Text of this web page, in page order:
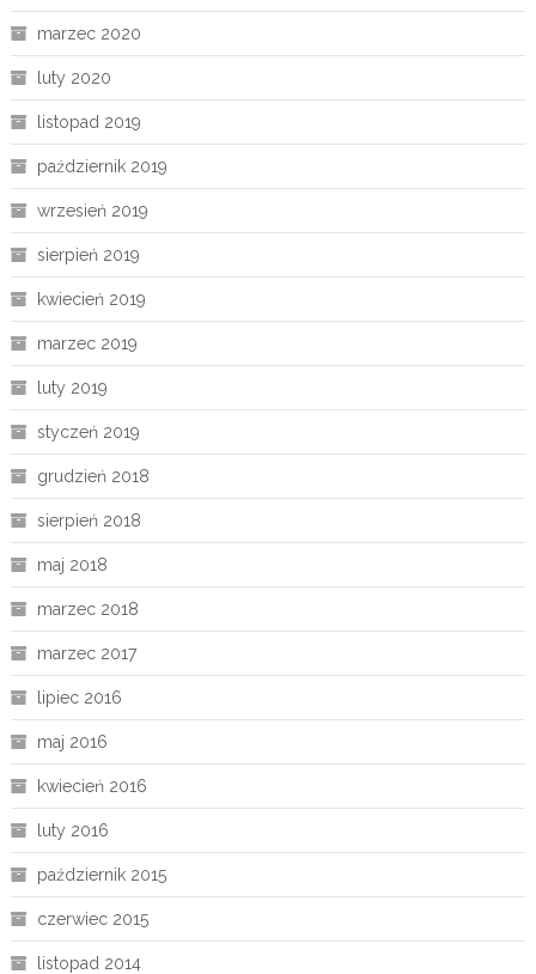
marzec 2020
luty 2020
listopad 2019
październik 2019
wrzesień 2019
sierpień 2019
kwiecień 2019
marzec 2019
luty 2019
styczeń 2019
grudzień 2018
sierpień 2018
maj 2018
marzec 2018
marzec 2017
lipiec 2016
maj 2016
kwiecień 2016
luty 2016
październik 2015
czerwiec 2015
listopad 2014